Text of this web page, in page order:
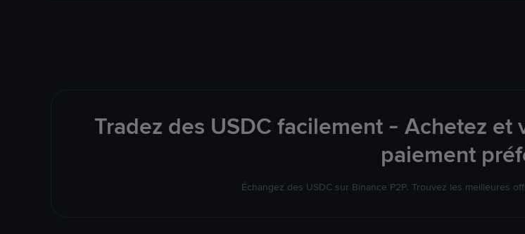
Tradez des USDC facilement - Achetez
paiement
Échangez des USDC sur Binance P2P. Trouvez les meilleures